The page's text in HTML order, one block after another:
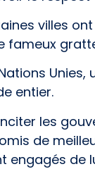
villes
entier.
les
de
engagés